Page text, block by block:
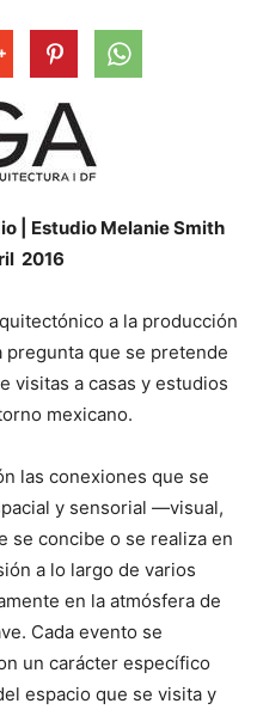
| Estudio Melanie Smith
2016
a la producción
pregunta que se pretende
visitas a casas y estudios
mexicano.
las conexiones que se
y sensorial —visual,
se concibe o se realiza en
a lo largo de varios
en la atmósfera de
Cada evento se
un carácter específico
espacio que se visita y